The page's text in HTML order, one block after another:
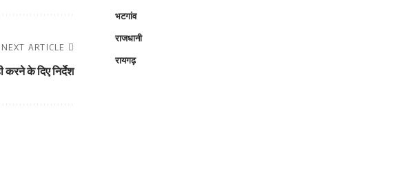
NEXT ARTICLE
करने के दिए निर्देश
भटगांव
राजधानी
रायगढ़